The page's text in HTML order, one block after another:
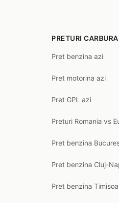
PRETURI
Pret benzina azi
Pret motorina azi
Pret GPL azi
Preturi Romania vs
Pret benzina
Pret benzina Cluj-
Pret benzina